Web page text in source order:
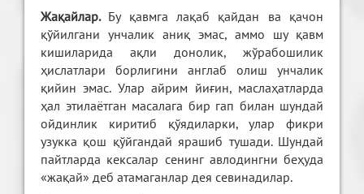
Жақайлар. Бу қавмга лақаб қайдан ва қачон
қўйилгани унчалик аниқ эмас, аммо шу қавм
кишиларида ақли донолик, жўрабошилик
ҳислатлари борлигини англаб олиш унчалик
қийин эмас. Улар айрим йиғин, маслаҳатларда
ҳал этилаётган масалага бир гап билан шундай
ойдинлик киритиб қўядиларки, улар фикри
узукка қош қўйгандай ярашиб тушади. Шундай
пайтларда кексалар сенинг авлодингни беҳуда
«жақай» деб атамаганлар дея севинадилар.